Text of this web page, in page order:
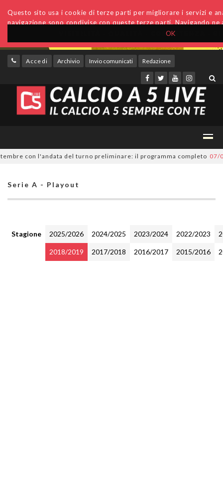
OK
Questo sito usa i cookie di terze parti per migliorare i servizi e
navigazione sono condivise con queste terze parti. Navigando
Accedi Archivio Invio comunicati Redazione
con l'andata del turno preliminare: il programma completo 07/08/
Serie A - Playout
Stagione 2025/2026 2024/2025 2023/2024 2022/2023
2018/2019 2017/2018 2016/2017 2015/2016